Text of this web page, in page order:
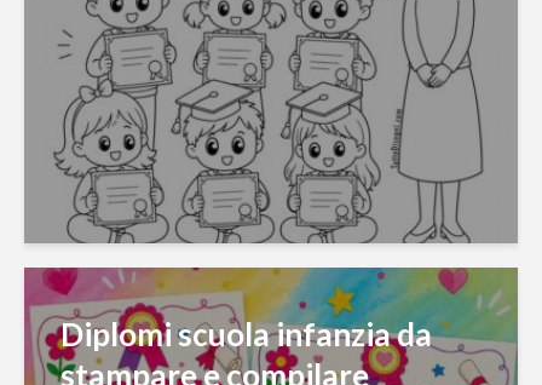
Diplomi scuola infanzia da
stampare e compilare